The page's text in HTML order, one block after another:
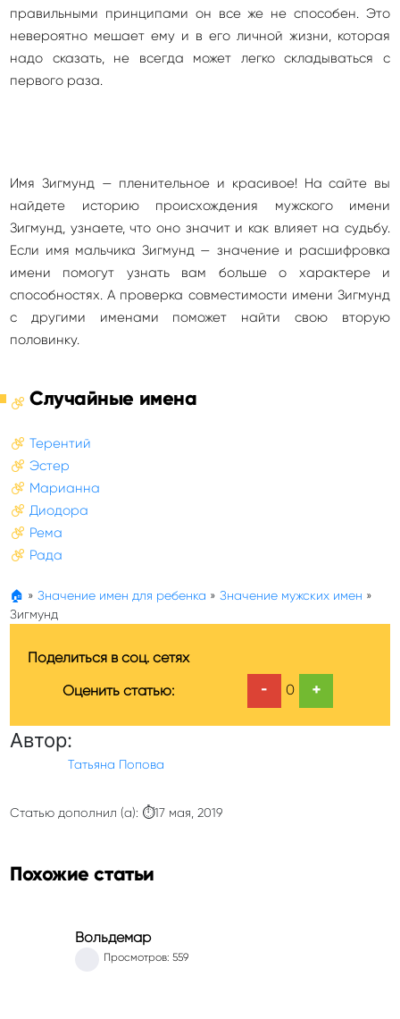
правильными принципами он все же не способен. Это
невероятно мешает ему и в его личной жизни, которая
надо сказать, не всегда может легко складываться с
первого раза.
Имя Зигмунд — пленительное и красивое! На сайте вы
найдете историю происхождения мужского имени
Зигмунд, узнаете, что оно значит и как влияет на судьбу.
Если имя мальчика Зигмунд — значение и расшифровка
имени помогут узнать вам больше о характере и
способностях. А проверка совместимости имени Зигмунд
с другими именами поможет найти свою вторую
половинку.
Случайные имена
Терентий
Эстер
Марианна
Диодора
Рема
Рада
🏠 » Значение имен для ребенка » Значение мужских имен »
Зигмунд
Поделиться в соц. сетях
Оценить статью:
- 0 +
Автор:
Татьяна Попова
Статью дополнил (а): ⏱17 мая, 2019
Похожие статьи
Вольдемар
Просмотров: 559